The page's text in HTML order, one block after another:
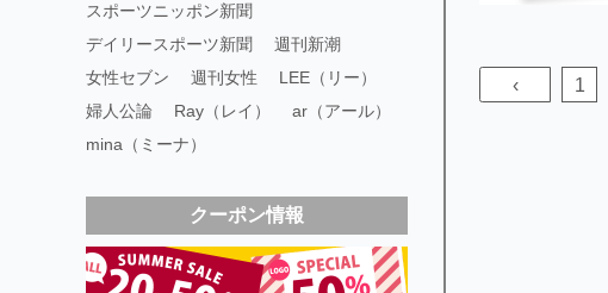
スポーツニッポン新聞
デイリースポーツ新聞
週刊新潮
女性セブン
週刊女性
LEE（リー）
婦人公論
Ray（レイ）
ar（アール）
mina（ミーナ）
クーポン情報
‹ 1